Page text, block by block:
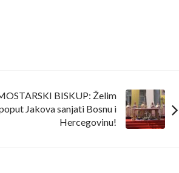
BISKUP: Želim
Jakova sanjati Bosnu i
Hercegovinu!